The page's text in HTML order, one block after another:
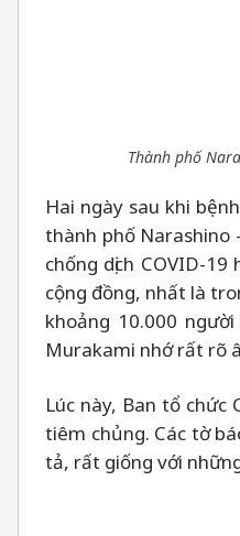
Thành phố
Hai ngày sau khi
thành phố Narashino
chống dịch COVID-
cộng đồng, nhất là
khoảng 10.000
Murakami nhớ rất rõ
Lúc này, Ban tổ
tiêm chủng. Các tờ
tả, rất giống với